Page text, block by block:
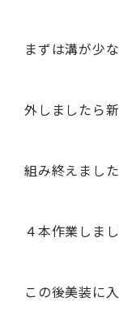
まずは溝が少
外しましたら
組み終えまし
４本作業しま
この後美装に